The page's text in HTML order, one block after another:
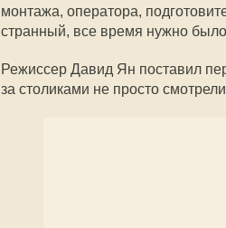
монтажа, оператора,
странный, все время нужно было
Режиссер Давид Ян поставил
за столиками не просто